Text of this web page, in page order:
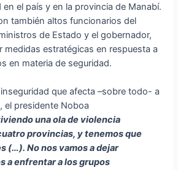
el país y en la provincia de Manabí.
también altos funcionarios del
de Estado y el gobernador,
medidas estratégicas en respuesta a
en materia de seguridad.
que afecta –sobre todo- a
el presidente Noboa
una ola de violencia
provincias, y tenemos que
(…). No nos vamos a dejar
a enfrentar a los grupos